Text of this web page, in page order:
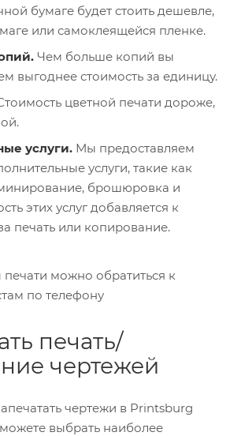
бумаге будет стоить дешевле,
или самоклеящейся пленке.
Чем больше копий вы
выгоднее стоимость за единицу.
цветной печати дороже,
услуги. Мы предоставляем
услуги, такие как
брошюровка и
этих услуг добавляется к
печать или копирование.
можно обратиться к
по телефону
печать/
чертежей
чертежи в Printsburg
выбрать наиболее